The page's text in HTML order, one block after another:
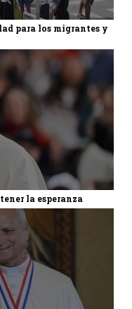
para los migrantes y
la esperanza